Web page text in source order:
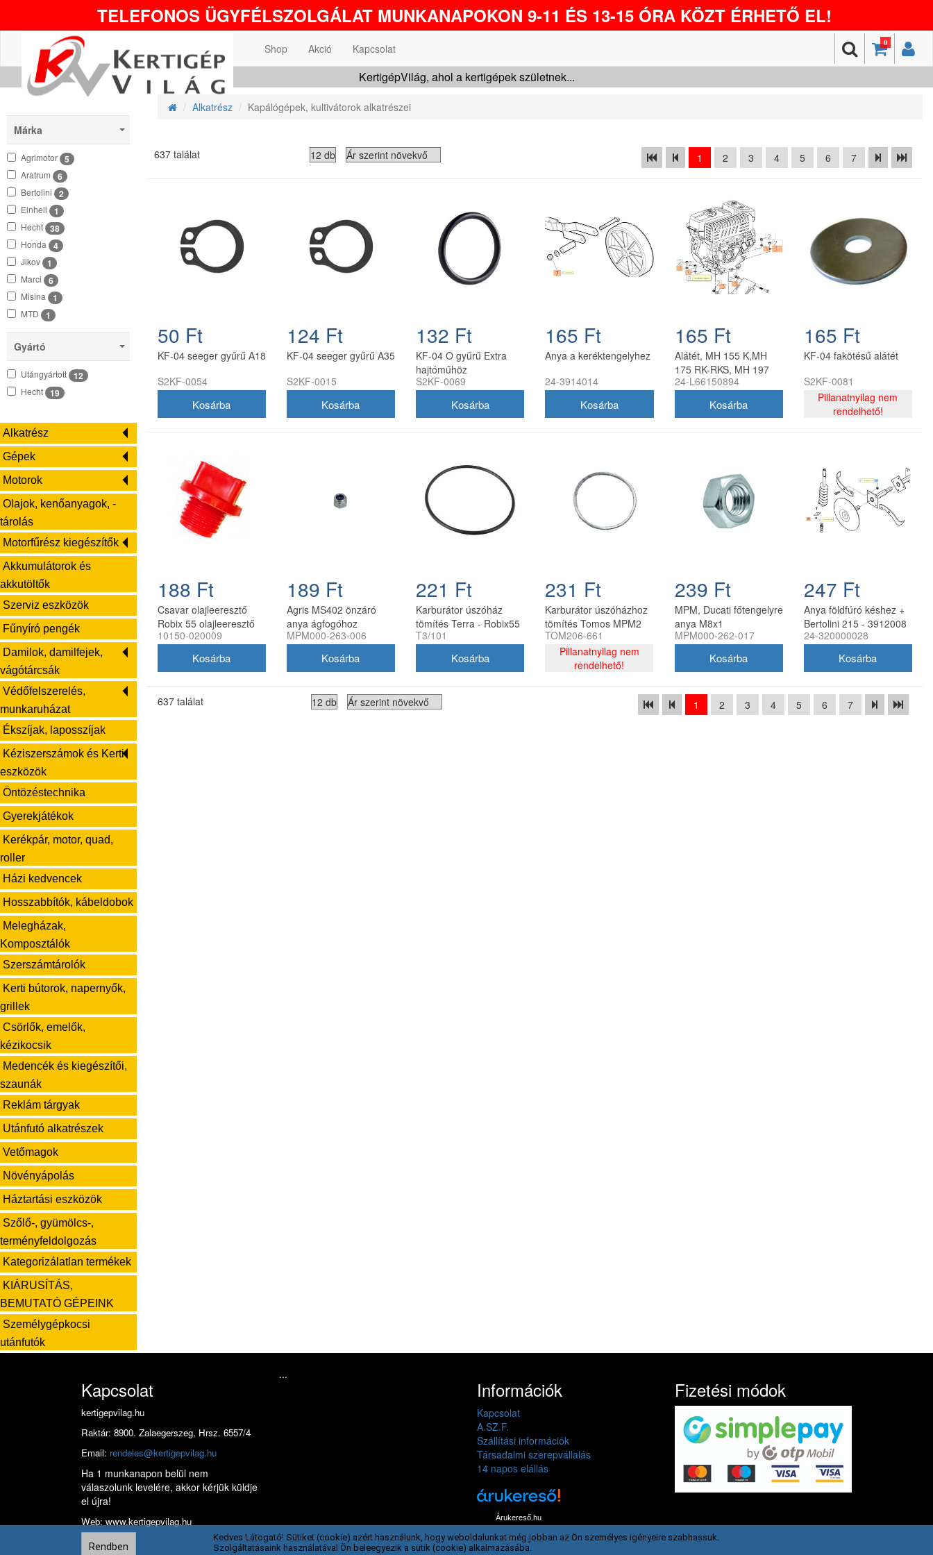
TELEFONOS ÜGYFÉLSZOLGÁLAT MUNKANAPOKON 9-11 ÉS 13-15 ÓRA KÖZT ÉRHETŐ EL!
0
Shop Akció Kapcsolat
KertigépVilág, ahol a kertigépek születnek...
Márka
Agrimotor 5
Aratrum 6
Bertolini 2
Einhell 1
Hecht 38
Honda 4
Jikov 1
Marci 6
Misina 1
MTD 1
MPM-2 Ducati 28
MPM-10
Oleo-Mac 218
15
Robi-Robix
Szentkirályi
Tecumseh 1
Terra 38
Tomos 8
Tryton
Univerzális 33
Zongshen 1
Fullas
Riwall 1
Gyártó
Utángyártott 12
Hecht 19
Alkatrész
Gépek
Motorok
Olajok, kenőanyagok, -
tárolás
Motorfűrész kiegészítők
Akkumulátorok és
akkutöltők
Szerviz eszközök
Fűnyíró pengék
Damilok, damilfejek,
vágótárcsák
Védőfelszerelés,
munkaruházat
Ékszíjak, laposszíjak
Kéziszerszámok és Kerti
eszközök
Öntözéstechnika
Gyerekjátékok
Kerékpár, motor, quad,
roller
Házi kedvencek
Hosszabbítók, kábeldobok
Melegházak,
Komposztálók
Szerszámtárolók
Kerti bútorok, napernyők,
grillek
Csörlők, emelők,
kézikocsik
Medencék és kiegészítői,
szaunák
Reklám tárgyak
Utánfutó alkatrészek
Vetőmagok
Növényápolás
Háztartási eszközök
Szőlő-, gyümölcs-,
terményfeldolgozás
Kategorizálatlan termékek
KIÁRUSÍTÁS,
BEMUTATÓ GÉPEINK
Személygépkocsi
utánfutók
Alkatrész Kapálógépek, kultivátorok alkatrészei
637 találat 1 2 3 4 5 6 7
50 Ft
KF-04 seeger gyűrű A18
S2KF-0054
124 Ft
KF-04 seeger gyűrű A35
S2KF-0015
132 Ft
KF-04 O gyűrű Extra
hajtóműhöz
S2KF-0069
165 Ft
Anya a keréktengelyhez
24-3914014
165 Ft
Alátét, MH 155 K,MH
175 RK-RKS, MH 197
RK-RKS, MH 198 RK-
24-L66150894
165 Ft
KF-04 fakötésű alátét
S2KF-0081
Pillanatnyilag nem
rendelhető!
188 Ft
Csavar olajleeresztő
Robix 55 olajleeresztő
10150-020009
189 Ft
Agris MS402 önzáró
anya ágfogóhoz
MPM000-263-006
221 Ft
Karburátor úszóház
tömítés Terra - Robix55
O-gyűrű 42x2mm
T3/101
231 Ft
Karburátor úszóházhoz
tömítés Tomos MPM2
TOM206-661
Pillanatnyilag nem
rendelhető!
239 Ft
MPM, Ducati főtengelyre
anya M8x1
MPM000-262-017
247 Ft
Anya földfúró késhez +
Bertolini 215 - 3912008
24-320000028
637 találat 1 2 3 4 5 6 7
Kapcsolat
kertigepvilag.hu
Raktár: 8900. Zalaegerszeg, Hrsz. 6557/4
Email: rendeles@kertigepvilag.hu
Ha 1 munkanapon belül nem
válaszolunk levelére, akkor kérjük küldje
el újra!
Web: www.kertigepvilag.hu
...
Információk
Kapcsolat
A.SZ.F.
Szállítási információk
Társadalmi szerepvállalás
14 napos elállás
Árukereső.hu
Fizetési módok
Rendben
Kedves Látogató! Sütiket (cookie) azért használunk, hogy weboldalunkat még jobban az Ön személyes igényeire szabhassuk.
Szolgáltatásaink használatával Ön beleegyezik a sütik (cookie) alkalmazásába.